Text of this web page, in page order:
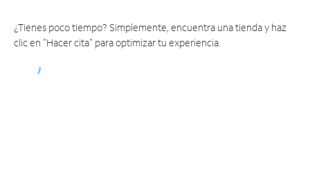
¿Tienes poco tiempo? Simplemente, encuentra una tienda y haz
clic en "Hacer cita" para optimizar tu experiencia.